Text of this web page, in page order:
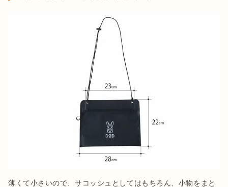
薄くて小さいので、サコッシュとしてはもちろん、小物をまと